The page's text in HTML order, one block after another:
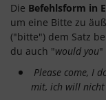
Die Befehlsform in
um eine Bitte zu
("bitte") dem Satz
du auch "would you"
Please come, I
mit, ich will nicht